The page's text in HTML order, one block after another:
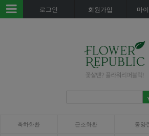
로그인 회원가입 마
축하화환 근조화환 동양